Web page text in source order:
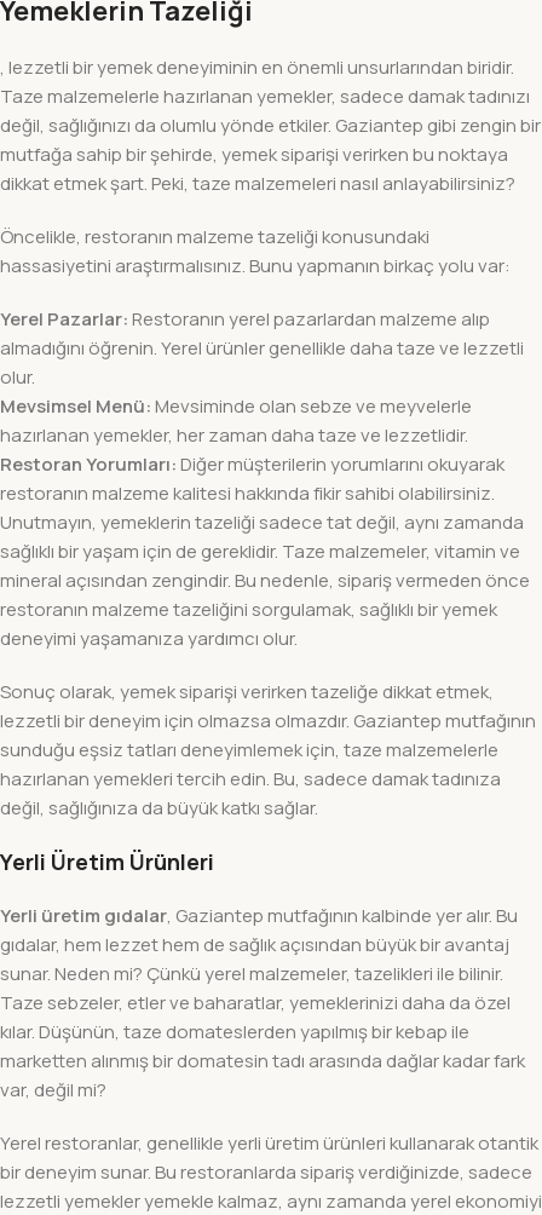
Yemeklerin Tazeliği
, lezzetli bir yemek deneyiminin en önemli unsurlarından biridir.
Taze malzemelerle hazırlanan yemekler, sadece damak tadınızı
değil, sağlığınızı da olumlu yönde etkiler. Gaziantep gibi zengin bir
mutfağa sahip bir şehirde, yemek siparişi verirken bu noktaya
dikkat etmek şart. Peki, taze malzemeleri nasıl anlayabilirsiniz?
Öncelikle, restoranın malzeme tazeliği konusundaki
hassasiyetini araştırmalısınız. Bunu yapmanın birkaç yolu var:
Yerel Pazarlar: Restoranın yerel pazarlardan malzeme alıp
almadığını öğrenin. Yerel ürünler genellikle daha taze ve lezzetli
olur.
Mevsimsel Menü: Mevsiminde olan sebze ve meyvelerle
hazırlanan yemekler, her zaman daha taze ve lezzetlidir.
Restoran Yorumları: Diğer müşterilerin yorumlarını okuyarak
restoranın malzeme kalitesi hakkında fikir sahibi olabilirsiniz.
Unutmayın, yemeklerin tazeliği sadece tat değil, aynı zamanda
sağlıklı bir yaşam için de gereklidir. Taze malzemeler, vitamin ve
mineral açısından zengindir. Bu nedenle, sipariş vermeden önce
restoranın malzeme tazeliğini sorgulamak, sağlıklı bir yemek
deneyimi yaşamanıza yardımcı olur.
Sonuç olarak, yemek siparişi verirken tazeliğe dikkat etmek,
lezzetli bir deneyim için olmazsa olmazdır. Gaziantep mutfağının
sunduğu eşsiz tatları deneyimlemek için, taze malzemelerle
hazırlanan yemekleri tercih edin. Bu, sadece damak tadınıza
değil, sağlığınıza da büyük katkı sağlar.
Yerli Üretim Ürünleri
Yerli üretim gıdalar, Gaziantep mutfağının kalbinde yer alır. Bu
gıdalar, hem lezzet hem de sağlık açısından büyük bir avantaj
sunar. Neden mi? Çünkü yerel malzemeler, tazelikleri ile bilinir.
Taze sebzeler, etler ve baharatlar, yemeklerinizi daha da özel
kılar. Düşünün, taze domateslerden yapılmış bir kebap ile
marketten alınmış bir domatesin tadı arasında dağlar kadar fark
var, değil mi?
Yerel restoranlar, genellikle yerli üretim ürünleri kullanarak otantik
bir deneyim sunar. Bu restoranlarda sipariş verdiğinizde, sadece
lezzetli yemekler yemekle kalmaz, aynı zamanda yerel ekonomiyi